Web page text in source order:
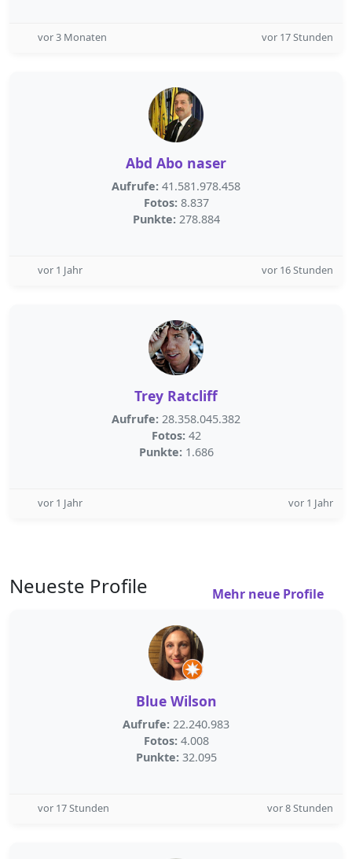
vor 3 Monaten vor 17 Stunden
Abd Abo naser
Aufrufe: 41.581.978.458
Fotos: 8.837
Punkte: 278.884
vor 1 Jahr vor 16 Stunden
Trey Ratcliff
Aufrufe: 28.358.045.382
Fotos: 42
Punkte: 1.686
vor 1 Jahr vor 1 Jahr
Neueste Profile Mehr neue Profile
Blue Wilson
Aufrufe: 22.240.983
Fotos: 4.008
Punkte: 32.095
vor 17 Stunden vor 8 Stunden